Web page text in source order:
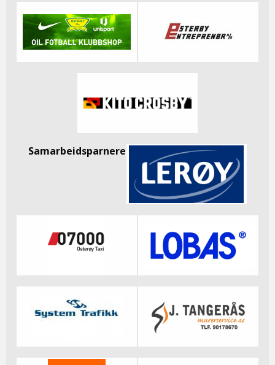
Samarbeidsparnere